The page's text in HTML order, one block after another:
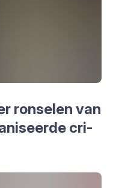
ron­se­len van
cri­